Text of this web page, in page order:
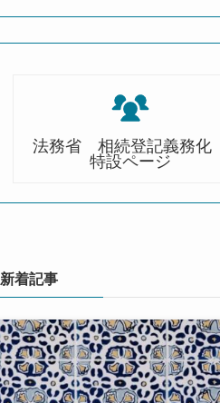
法務省 相続登記義務化
特設ページ
新着記事